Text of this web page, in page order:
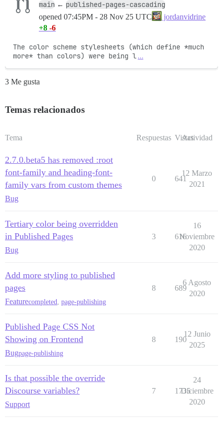
main ← published-pages-cascading
opened 07:45PM - 28 Nov 25 UTC
jordanvidrine
+8 -6
The color scheme stylesheets (which define *much
more* than colors) were being l …
3 Me gusta
Temas relacionados
Tema Respuestas Vistas
Actividad
2.7.0.beta5 has removed :root
font-family and heading-font-
family vars from custom themes
Bug
0 641
12 Marzo
2021
Tertiary color being overridden
in Published Pages
Bug
3 616
16
Noviembre
2020
Add more styling to published
pages
Featurecompleted page-publishing
8 689
6 Agosto
2020
Published Page CSS Not
Showing on Frontend
Bugpage-publishing
8 190
12 Junio
2025
Is that possible the override
Discourse variables?
Support
7 1735
24
Diciembre
2020